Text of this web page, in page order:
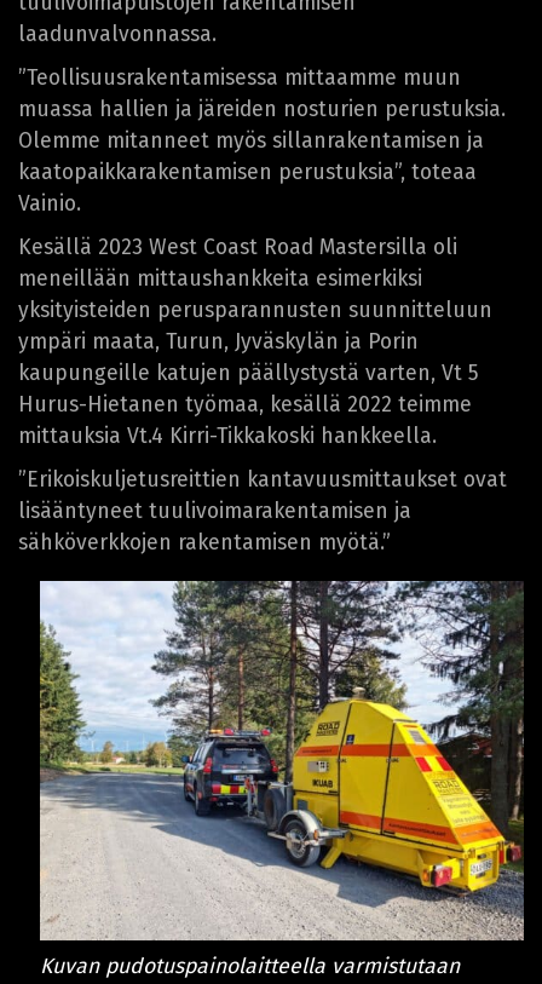
laadunvalvonnassa.
”Teollisuusrakentamisessa mittaamme muun
muassa hallien ja järeiden nosturien perustuksia.
Olemme mitanneet myös sillanrakentamisen ja
kaatopaikkarakentamisen perustuksia”, toteaa
Vainio.
Kesällä 2023 West Coast Road Mastersilla oli
meneillään mittaushankkeita esimerkiksi
yksityisteiden perusparannusten suunnitteluun
ympäri maata, Turun, Jyväskylän ja Porin
kaupungeille katujen päällystystä varten, Vt 5
Hurus-Hietanen työmaa, kesällä 2022 teimme
mittauksia Vt.4 Kirri-Tikkakoski hankkeella.
”Erikoiskuljetusreittien kantavuusmittaukset ovat
lisääntyneet tuulivoimarakentamisen ja
sähköverkkojen rakentamisen myötä.”
Kuvan pudotuspainolaitteella varmistutaan